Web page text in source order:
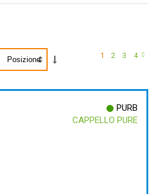
1 2 3 4
PURB
CAPPELLO PURE